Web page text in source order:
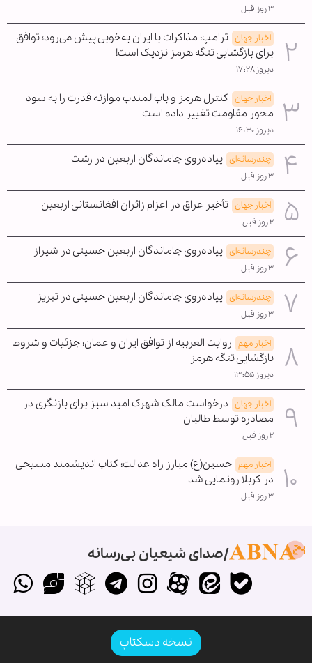
۳ روز قبل
اخبار جهان ترامپ: مذاکرات با ایران به‌خوبی پیش می‌رود؛ توافق
برای بازگشایی تنگه هرمز نزدیک است!
دیروز ۱۷:۲۸
اخبار جهان کنترل هرمز و باب‌المندب موازنه قدرت را به سود
محور مقاومت تغییر داده است
دیروز ۱۶:۳۰
چندرسانه‌ای پیاده‌روی جاماندگان اربعین در رشت
۳ روز قبل
اخبار جهان تأخیر عراق در اعزام زائران افغانستانی اربعین
۲ روز قبل
چندرسانه‌ای پیاده‌روی جاماندگان اربعین حسینی در شیراز
۳ روز قبل
چندرسانه‌ای پیاده‌روی جاماندگان اربعین حسینی در تبریز
۳ روز قبل
اخبار مهم روایت العربیه از توافق ایران و عمان؛ جزئیات و شروط
بازگشایی تنگه هرمز
دیروز ۱۳:۵۵
اخبار جهان درخواست مالک شهرک امید سبز برای بازنگری در
مصادره توسط طالبان
۲ روز قبل
اخبار مهم حسین(ع) مبارز راه عدالت؛ کتاب اندیشمند مسیحی
در کربلا رونمایی شد
۳ روز قبل
صدای شیعیان بی‌رسانه
نسخه دسکتاپ